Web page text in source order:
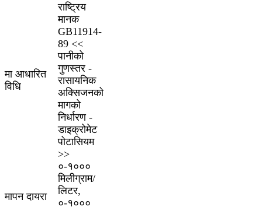
मा आधारित
विधि
राष्ट्रिय
मानक
GB11914-
89 <<
पानीको
गुणस्तर -
रासायनिक
अक्सिजनको
मागको
निर्धारण -
डाइक्रोमेट
पोटासियम
>>
मापन दायरा
०-१०००
मिलीग्राम/
लिटर,
०-१०००